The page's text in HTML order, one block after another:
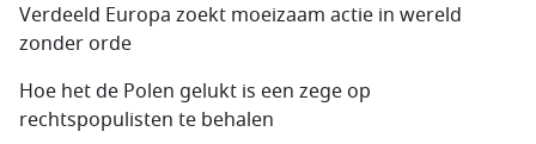
Verdeeld Europa zoekt moeizaam actie in wereld
zonder orde
Hoe het de Polen gelukt is een zege op
rechtspopulisten te behalen